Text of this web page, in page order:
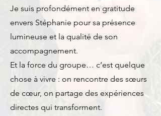
Je suis profondément en gratitude
envers Stéphanie pour sa présence
lumineuse et la qualité de son
accompagnement.
Et la force du groupe… c’est quelque
chose à vivre : on rencontre des sœurs
de cœur, on partage des expériences
directes qui transforment.